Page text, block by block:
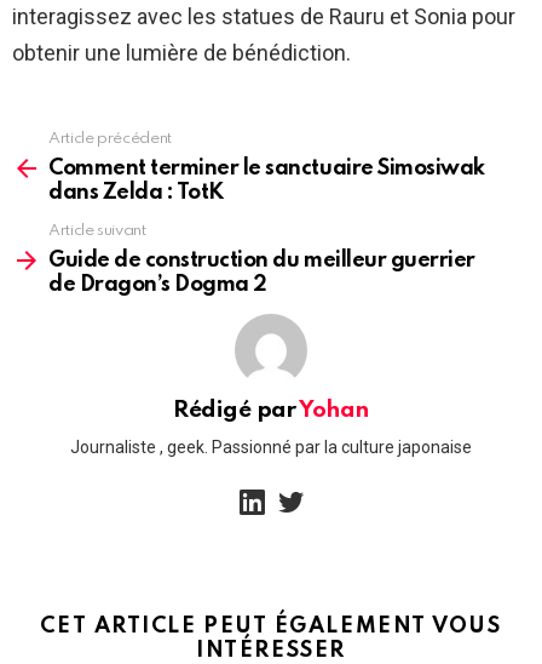
interagissez avec les statues de Rauru et Sonia pour
obtenir une lumière de bénédiction.
more
Article précédent
Comment terminer le sanctuaire Simosiwak
dans Zelda : TotK
Article suivant
Guide de construction du meilleur guerrier
de Dragon’s Dogma 2
Rédigé parYohan
Journaliste , geek. Passionné par la culture japonaise
linkedin
CET ARTICLE PEUT ÉGALEMENT VOUS
INTÉRESSER